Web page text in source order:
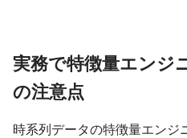
実務で特徴量エンジ
の注意点
時系列データの特徴量エンジ